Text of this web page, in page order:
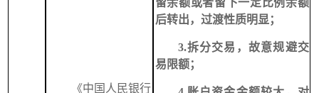
《中国人民银行
后转出，过渡性质明显；
3.拆分交易，故意规避交
易限额；